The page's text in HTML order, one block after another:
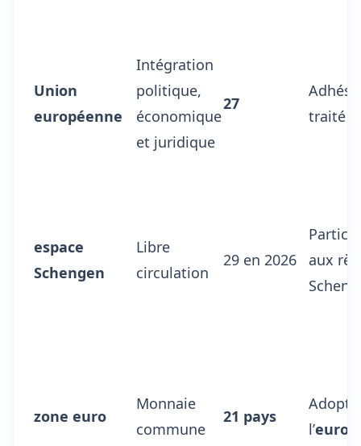
Union
européenne
Intégration
politique,
économique
et juridique
27
traité
espace
Schengen
Libre
circulation
29 en 2026
aux
zone euro
Monnaie
commune
21 pays
l’euro